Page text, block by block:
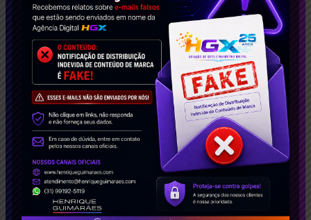
Conecte-se Conosco!
Soluções Inteligentes